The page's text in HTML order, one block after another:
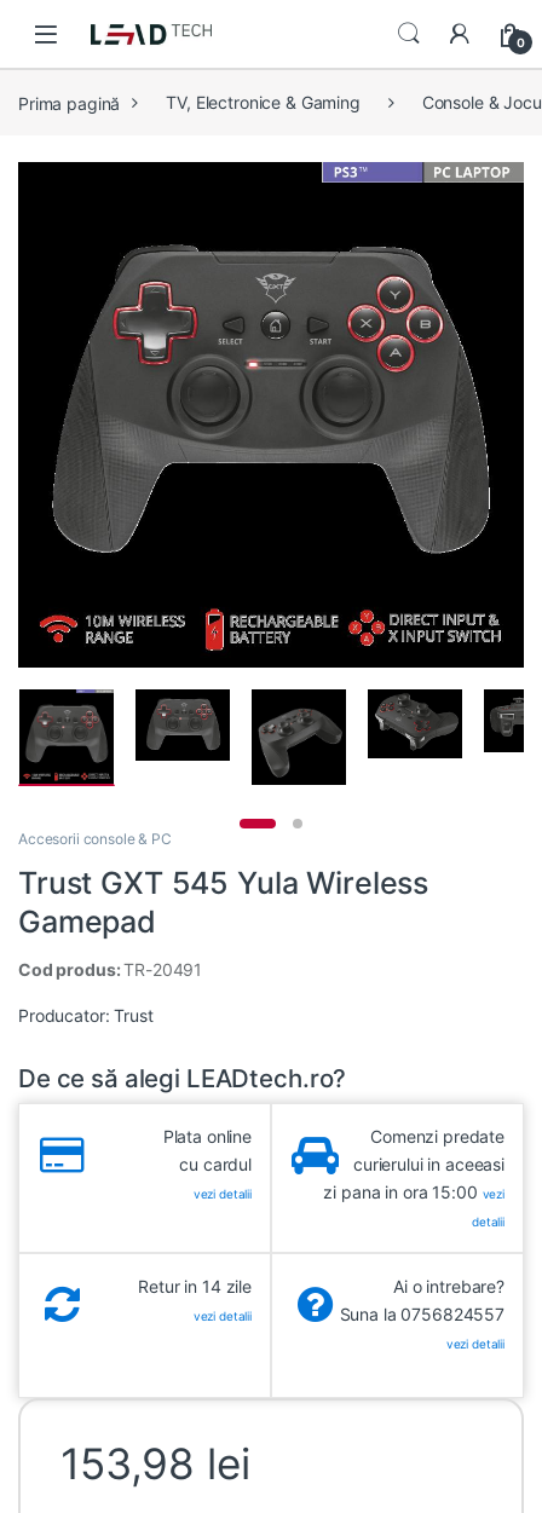
0
Prima pagină TV, Electronice & Gaming Console &
Accesorii console & PC
Trust GXT 545 Yula Wireless
Gamepad
Cod produs:TR-20491
Producator:Trust
De ce să alegi LEADtech.ro?
Plata online
cu cardul
vezi detalii
Comenzi predate
curierului in aceeasi
zi pana in ora 15:00 vezi
detalii
Retur in 14 zile
vezi detalii
Ai o intrebare?
Suna la 0756824557
vezi detalii
153,98 lei